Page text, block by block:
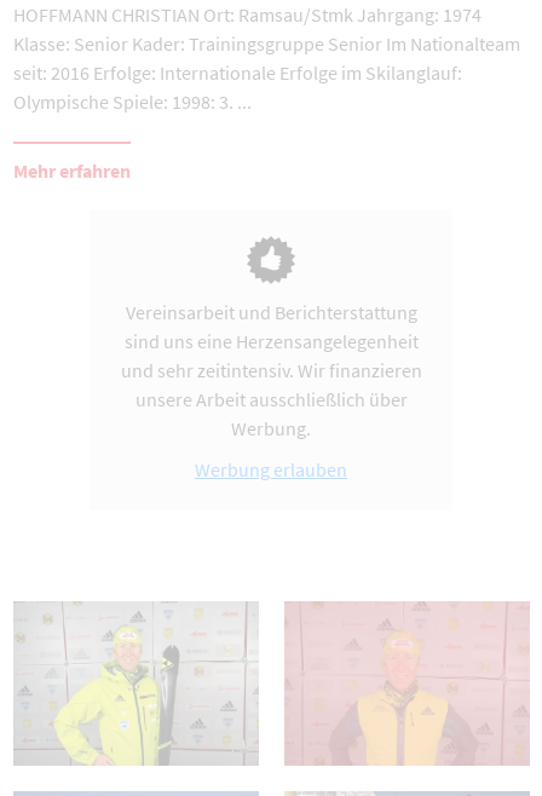
HOFFMANN CHRISTIAN Ort: Ramsau/Stmk Jahrgang: 1974
Klasse: Senior Kader: Trainingsgruppe Senior Im Nationalteam
seit: 2016 Erfolge: Internationale Erfolge im Skilanglauf:
Olympische Spiele: 1998: 3. ...
Mehr erfahren
Vereinsarbeit und Berichterstattung
sind uns eine Herzensangelegenheit
und sehr zeitintensiv. Wir finanzieren
unsere Arbeit ausschließlich über
Werbung.
Werbung erlauben